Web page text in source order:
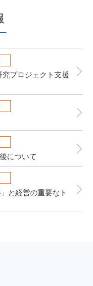
プロジェクト支援
について
と経営の重要なト